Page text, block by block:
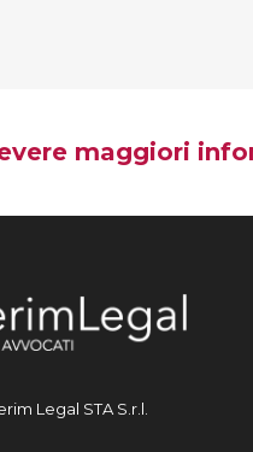
maggiori
Legal STA S.r.l.